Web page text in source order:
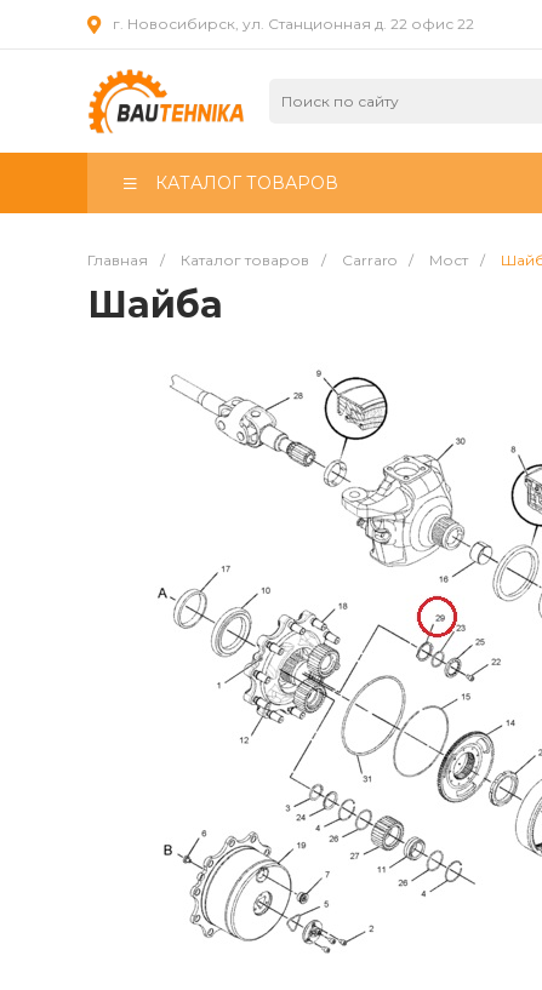
г. Новосибирск, ул. Станционная д. 22 офис 22
КАТАЛОГ ТОВАРОВ
Главная / Каталог товаров / Carraro / Мост /
Шайба